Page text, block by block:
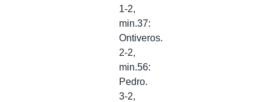
1-2,
min.37:
Ontiveros.
2-2,
min.56:
Pedro.
3-2,